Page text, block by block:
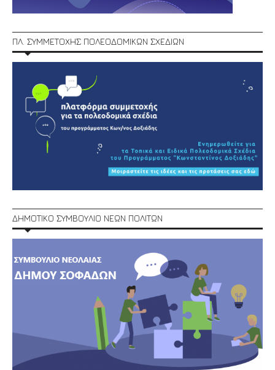
ΠΛ. ΣΥΜΜΕΤΟΧΗΣ ΠΟΛΕΟΔΟΜΙΚΩΝ ΣΧΕΔΙΩΝ
ΔΗΜΟΤΙΚΟ ΣΥΜΒΟΥΛΙΟ ΝΕΩΝ ΠΟΛΙΤΩΝ